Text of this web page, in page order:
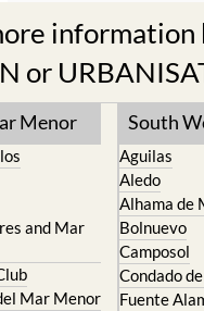
information
or
Menor
and Mar
Mar Menor
South
Aguilas
Aledo
Alhama de
Bolnuevo
Camposol
Condado
Fuente